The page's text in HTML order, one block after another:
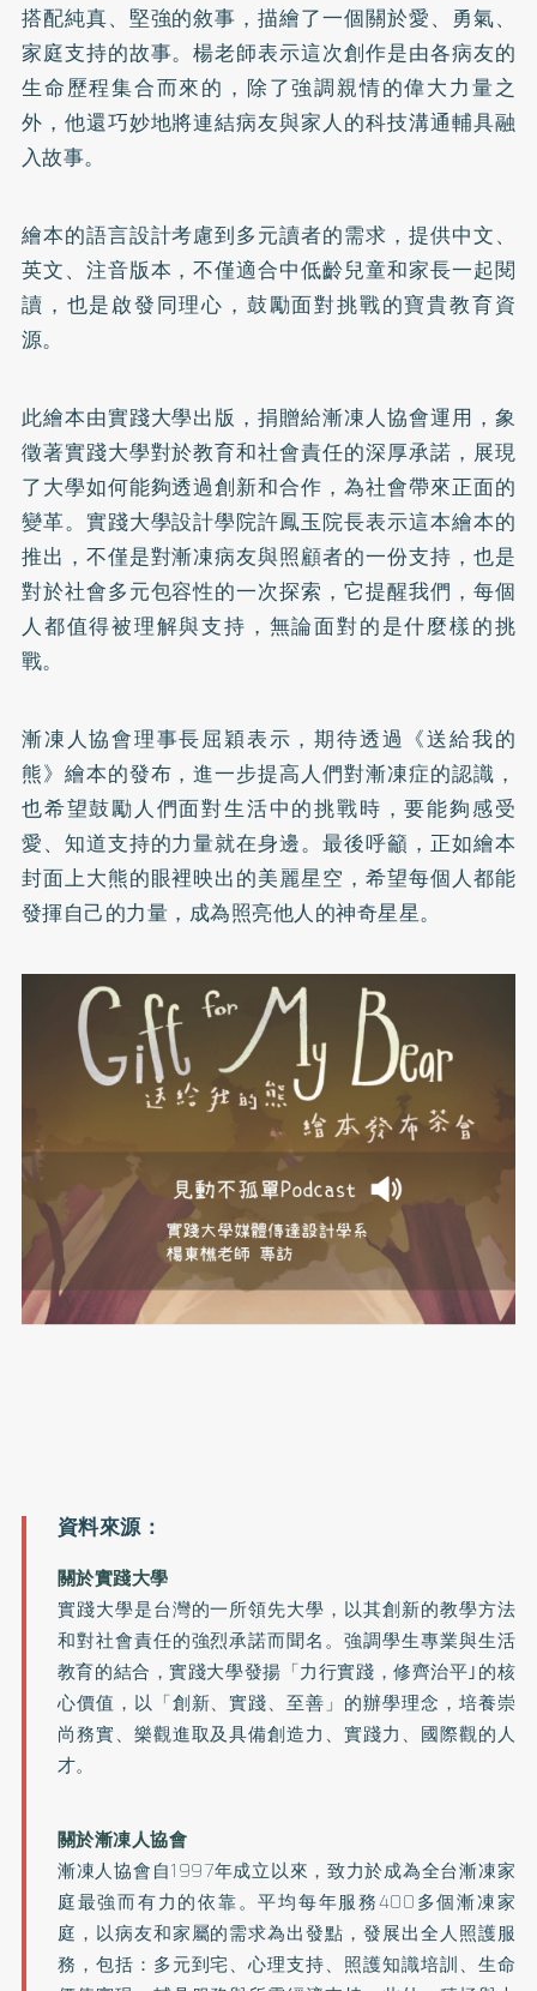
搭配純真、堅強的敘事，描繪了一個關於愛、勇氣、
家庭支持的故事。楊老師表示這次創作是由各病友的
生命歷程集合而來的，除了強調親情的偉大力量之
外，他還巧妙地將連結病友與家人的科技溝通輔具融
入故事。
繪本的語言設計考慮到多元讀者的需求，提供中文、
英文、注音版本，不僅適合中低齡兒童和家長一起閱
讀，也是啟發同理心，鼓勵面對挑戰的寶貴教育資
源。
此繪本由實踐大學出版，捐贈給漸凍人協會運用，象
徵著實踐大學對於教育和社會責任的深厚承諾，展現
了大學如何能夠透過創新和合作，為社會帶來正面的
變革。實踐大學設計學院許鳳玉院長表示這本繪本的
推出，不僅是對漸凍病友與照顧者的一份支持，也是
對於社會多元包容性的一次探索，它提醒我們，每個
人都值得被理解與支持，無論面對的是什麼樣的挑
戰。
漸凍人協會理事長屈穎表示，期待透過《送給我的
熊》繪本的發布，進一步提高人們對漸凍症的認識，
也希望鼓勵人們面對生活中的挑戰時，要能夠感受
愛、知道支持的力量就在身邊。最後呼籲，正如繪本
封面上大熊的眼裡映出的美麗星空，希望每個人都能
發揮自己的力量，成為照亮他人的神奇星星。
關於實踐大學
實踐大學是台灣的一所領先大學，以其創新的教學方法
和對社會責任的強烈承諾而聞名。強調學生專業與生活
教育的結合，實踐大學發揚「力行實踐，修齊治平｣的核
心價值，以「創新、實踐、至善」的辦學理念，培養崇
尚務實、樂觀進取及具備創造力、實踐力、國際觀的人
才。
關於漸凍人協會
漸凍人協會自1997年成立以來，致力於成為全台漸凍家
庭最強而有力的依靠。平均每年服務400多個漸凍家
庭，以病友和家屬的需求為出發點，發展出全人照護服
務，包括：多元到宅、心理支持、照護知識培訓、生命